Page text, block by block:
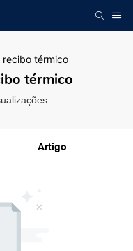
recibo térmico
térmico
Artigo